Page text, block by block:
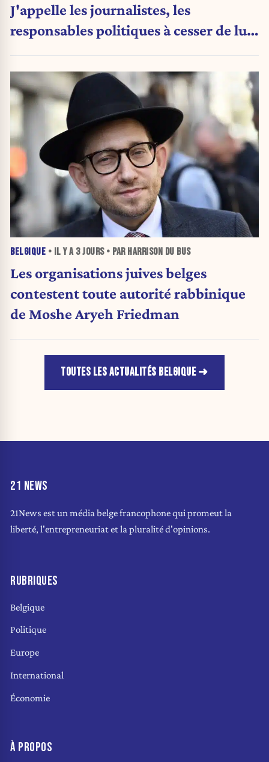
J'appelle les journalistes, les
responsables politiques à cesser de lui
BELGIQUE • IL Y A 3 JOURS• PAR HARRISON DU BUS
Les organisations juives belges
contestent toute autorité rabbinique
de Moshe Aryeh Friedman
TOUTES LES ACTUALITÉS BELGIQUE
21 NEWS
21News est un média belge francophone qui promeut la
liberté, l'entrepreneuriat et la pluralité d'opinions.
RUBRIQUES
Belgique
Politique
Europe
International
Économie
À PROPOS